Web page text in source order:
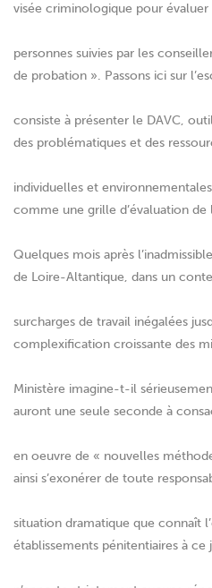
visée criminologique pour évaluer
personnes suivies par les
de probation ». Passons ici sur
consiste à présenter le DAVC,
des problématiques et des
individuelles et
comme une grille d’évaluation de
Quelques mois après
de Loire-Altantique, dans un
surcharges de travail inégalées
complexification croissante des
Ministère imagine-t-il
auront une seule seconde à
en oeuvre de « nouvelles
ainsi s’exonérer de toute
situation dramatique que connaît
établissements pénitentiaires à